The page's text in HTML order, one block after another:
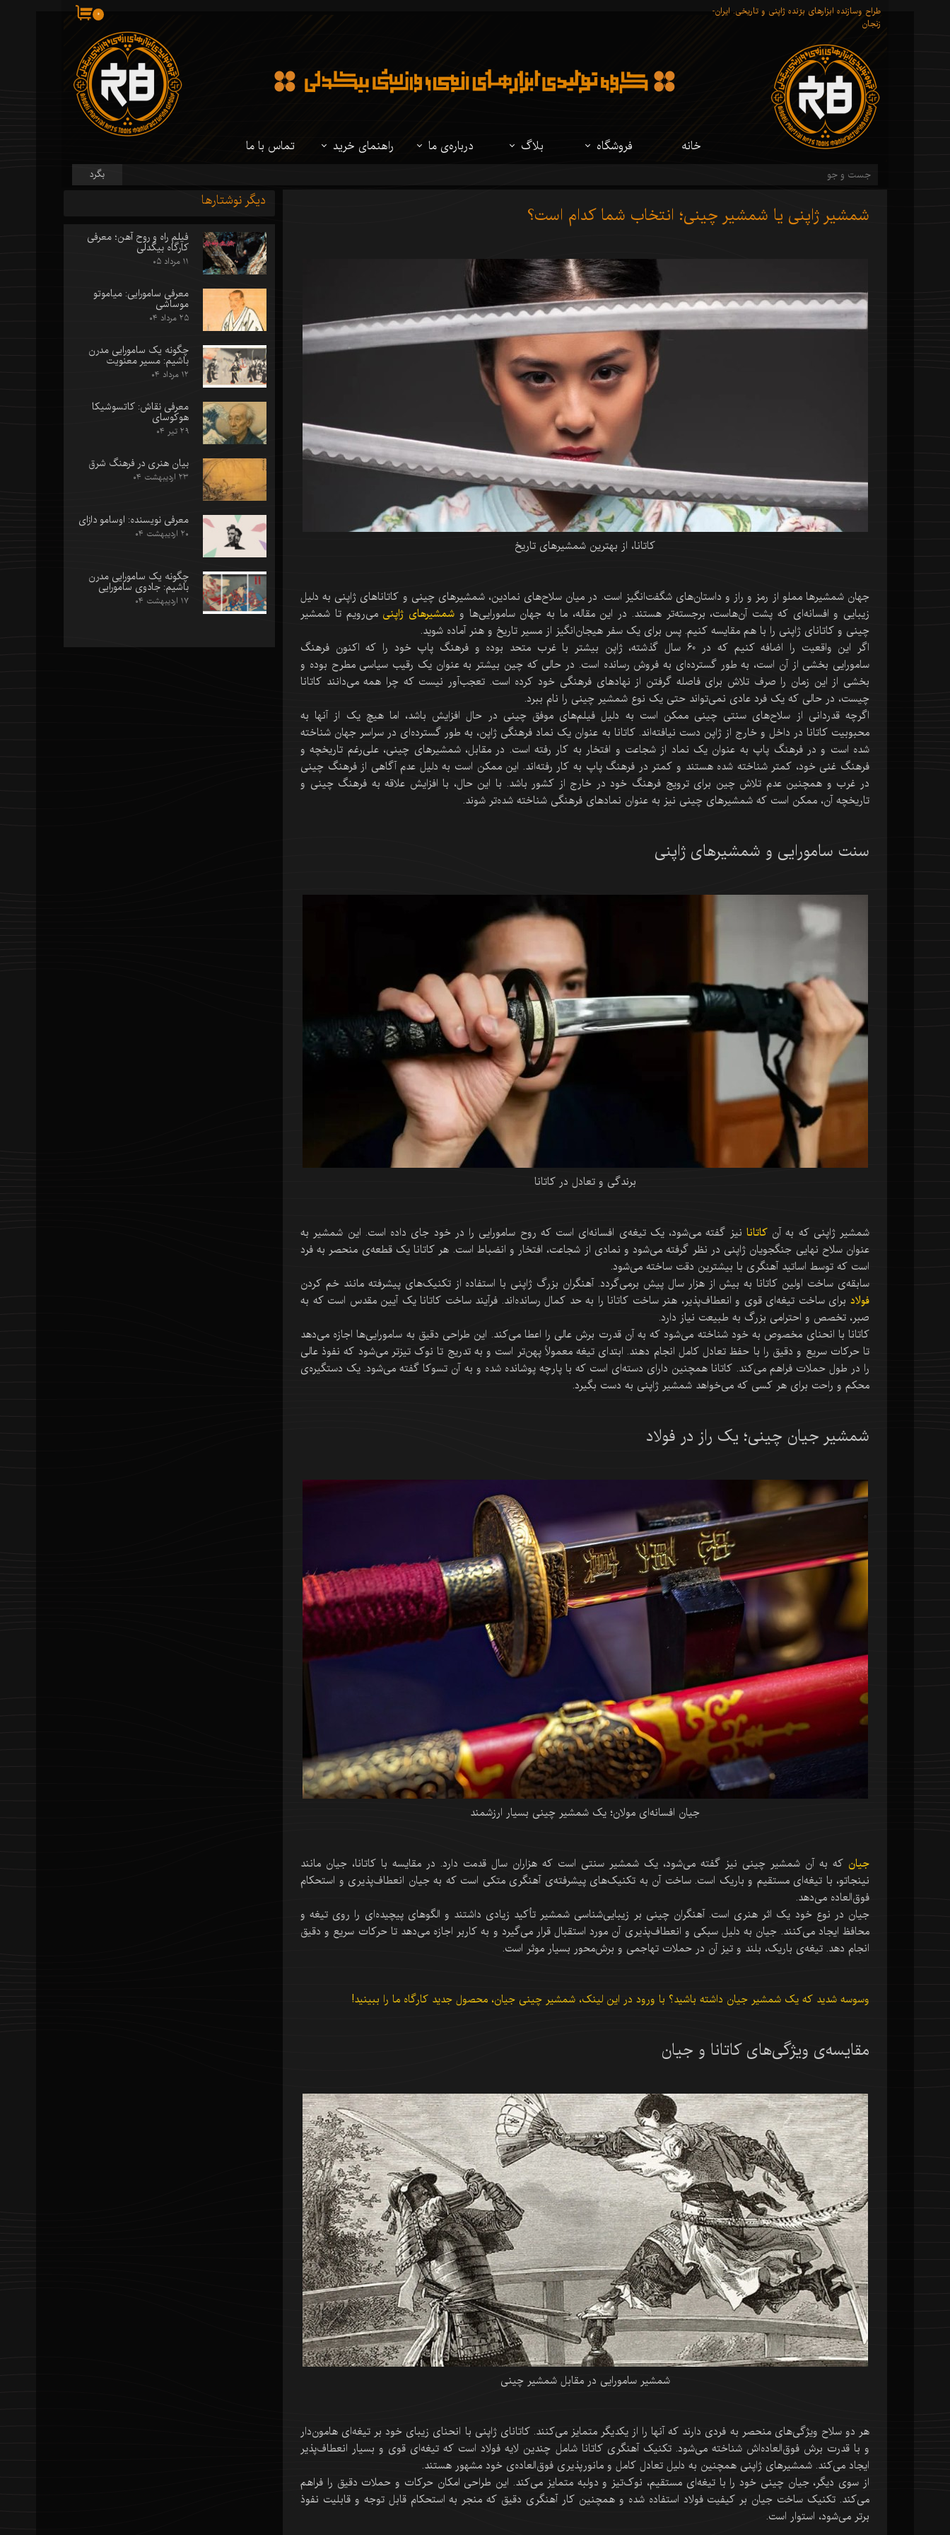
طراح وسازنده ابزارهای برّنده ژاپنی و تاریخی. ایران-
زنجان
۰
بگرد
خانه
فروشگاه
شمشیر ژاپنی
لباس ژاپنی
لوازم جانبی
بلاگ
درباره‌ی ما
راهنمای خرید
راهنمای شخصی سازی شمشیر
تماس با ما
شمشیر ژاپنی یا شمشیر چینی؛ انتخاب شما کدام است؟
کاتانا، از بهترین شمشیرهای تاریخ
جهان شمشیرها مملو از رمز و راز و داستان‌های شگفت‌انگیز است. در میان سلاح‌های نمادین، شمشیرهای چینی و کاتاناهای ژاپنی به دلیل
زیبایی و افسانه‌ای که پشت آن‌هاست، برجسته‌تر هستند. در این مقاله، ما به جهان سامورایی‌ها و شمشیرهای ژاپنی می‌رویم تا شمشیر
چینی و کاتانای ژاپنی را با هم مقایسه کنیم. پس برای یک سفر هیجان‌انگیز از مسیر تاریخ و هنر آماده شوید.
اگر این واقعیت را اضافه کنیم که در 60 سال گذشته، ژاپن بیشتر با غرب متحد بوده و فرهنگ پاپ خود را که اکنون فرهنگ
سامورایی بخشی از آن است، به طور گسترده‌ای به فروش رسانده است. در حالی که چین بیشتر به عنوان یک رقیب سیاسی مطرح بوده و
بخشی از این زمان را صرف تلاش برای فاصله گرفتن از نهادهای فرهنگی خود کرده است. تعجب‌آور نیست که چرا همه می‌دانند کاتانا
چیست، در حالی که یک فرد عادی نمی‌تواند حتی یک نوع شمشیر چینی را نام ببرد.
اگرچه قدردانی از سلاح‌های سنتی چینی ممکن است به دلیل فیلم‌های موفق چینی در حال افزایش باشد، اما هیچ یک از آنها به
محبوبیت کاتانا در داخل و خارج از ژاپن دست نیافته‌اند. کاتانا به عنوان یک نماد فرهنگی ژاپن، به طور گسترده‌ای در سراسر جهان شناخته
شده است و در فرهنگ پاپ به عنوان یک نماد از شجاعت و افتخار به کار رفته است. در مقابل، شمشیرهای چینی، علی‌رغم تاریخچه و
فرهنگ غنی خود، کمتر شناخته شده هستند و کمتر در فرهنگ پاپ به کار رفته‌اند. این ممکن است به دلیل عدم آگاهی از فرهنگ چینی
در غرب و همچنین عدم تلاش چین برای ترویج فرهنگ خود در خارج از کشور باشد. با این حال، با افزایش علاقه به فرهنگ چینی و
تاریخچه آن، ممکن است که شمشیرهای چینی نیز به عنوان نمادهای فرهنگی شناخته شده‌تر شوند.
سنت سامورایی و شمشیرهای ژاپنی
برندگی و تعادل در کاتانا
شمشیر ژاپنی که به آنکاتانا نیز گفته می‌شود، یک تیغه‌ی افسانه‌ای است که روح سامورایی را در خود جای داده است. این شمشیر به
عنوان سلاح نهایی جنگجویان ژاپنی در نظر گرفته می‌شود و نمادی از شجاعت، افتخار و انضباط است. هر کاتانا یک قطعه‌ی منحصر به فرد
است که توسط اساتید آهنگری با بیشترین دقت ساخته می‌شود.
سابقه‌ی ساخت اولین کاتانا به بیش از هزار سال پیش برمی‌گردد. آهنگران بزرگ ژاپنی با استفاده از تکنیک‌های پیشرفته مانند خم کردن
فولاد برای ساخت تیغه‌ای قوی و انعطاف‌پذیر، هنر ساخت کاتانا را به حد کمال رسانده‌اند. فرآیند ساخت کاتانا یک آیین مقدس است که به
صبر، تخصص و احترامی بزرگ به طبیعت نیاز دارد.
کاتانا با انحنای مخصوص به خود شناخته می‌شود که به آن قدرت برش عالی را اعطا می‌کند. این طراحی دقیق به سامورایی‌ها اجازه می‌دهد
تا حرکات سریع و دقیق را با حفظ تعادل کامل انجام دهند. ابتدای تیغه معمولاً پهن‌تر است و به تدریج تا نوک تیزتر می‌شود که نفوذ عالی
را در طول حملات فراهم می‌کند. کاتانا همچنین دارای دسته‌ای است که با پارچه پوشانده شده و به آن تسوکا گفته می‌شود. یک دستگیره‌ی
محکم و راحت برای هر کسی که می‌خواهد شمشیر ژاپنی به دست بگیرد.
شمشیر جیان چینی؛ یک راز در فولاد
جیان افسانه‌ای مولان؛ یک شمشیر چینی بسیار ارزشمند
جیان که به آن شمشیر چینی نیز گفته می‌شود، یک شمشیر سنتی است که هزاران سال قدمت دارد. در مقایسه با کاتانا، جیان مانند
نینجاتو، با تیغه‌ای مستقیم و باریک است. ساخت آن به تکنیک‌های پیشرفته‌ی آهنگری متکی است که به جیان انعطاف‌پذیری و استحکام
فوق‌العاده می‌دهد.
جیان در نوع خود یک اثر هنری است. آهنگران چینی بر زیبایی‌شناسی شمشیر تأکید زیادی داشتند و الگوهای پیچیده‌ای را روی تیغه و
محافظ ایجاد می‌کنند. جیان به دلیل سبکی و انعطاف‌پذیری آن مورد استقبال قرار می‌گیرد و به کاربر اجازه می‌دهد تا حرکات سریع و دقیق
انجام دهد. تیغه‌ی باریک، بلند و تیز آن در حملات تهاجمی و برش‌محور بسیار موثر است.
وسوسه شدید که یک شمشیر جیان داشته باشید؟ با ورود در این لینک، شمشیر چینی جیان، محصول جدید کارگاه ما را ببینید!
مقایسه‌ی ویژگی‌های کاتانا و جیان
شمشیر سامورایی در مقابل شمشیر چینی
هر دو سلاح ویژگی‌های منحصر به فردی دارند که آنها را از یکدیگر متمایز می‌کنند. کاتانای ژاپنی با انحنای زیبای خود بر تیغه‌ای هامون‌دار
و با قدرت برش فوق‌العاده‌اش شناخته می‌شود. تکنیک آهنگری کاتانا شامل چندین لایه فولاد است که تیغه‌ای قوی و بسیار انعطاف‌پذیر
ایجاد می‌کند. شمشیرهای ژاپنی همچنین به دلیل تعادل کامل و مانورپذیری فوق‌العاده‌ی خود مشهور هستند.
از سوی دیگر، جیان چینی خود را با تیغه‌ای مستقیم، نوک‌تیز و دولبه متمایز می‌کند. این طراحی امکان حرکات و حملات دقیق را فراهم
می‌کند. تکنیک ساخت جیان بر کیفیت فولاد استفاده شده و همچنین کار آهنگری دقیق که منجر به استحکام قابل توجه و قابلیت نفوذ
برتر می‌شود، استوار است.
فیلم راه و روح آهن؛ معرفی
کارگاه بیگدلی
۱۱ مرداد ۰۵
معرفی سامورایی: میاموتو
موساشی
۲۵ مرداد ۰۴
چگونه یک سامورایی مدرن
باشیم: مسیر معنویت
۱۲ مرداد ۰۴
معرفی نقاش: کاتسوشیکا
هوکوسای
۲۹ تیر ۰۴
بیان هنری در فرهنگ شرق
۲۳ اردیبهشت ۰۴
معرفی نویسنده: اوسامو دازای
۲۰ اردیبهشت ۰۴
چگونه یک سامورایی مدرن
باشیم: جادوی سامورایی
۱۷ اردیبهشت ۰۴
دیگر نوشتارها